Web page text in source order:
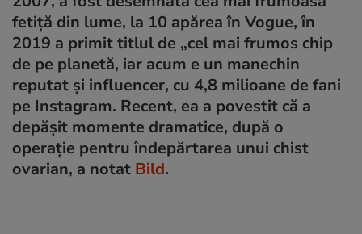
fetiță din lume, la 10 apărea în Vogue, în
2019 a primit titlul de „cel mai frumos chip
de pe planetă, iar acum e un manechin
reputat și influencer, cu 4,8 milioane de fani
pe Instagram. Recent, ea a povestit că a
depășit momente dramatice, după o
operație pentru îndepărtarea unui chist
ovarian, a notat Bild.